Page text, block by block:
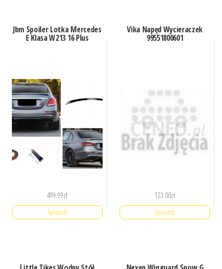
Jbm Spoiler Lotka Mercedes
E Klasa W213 16 Plus
499.99zł
Sprawdź
Vika Napęd Wycieraczek
99551800601
123.00zł
Sprawdź